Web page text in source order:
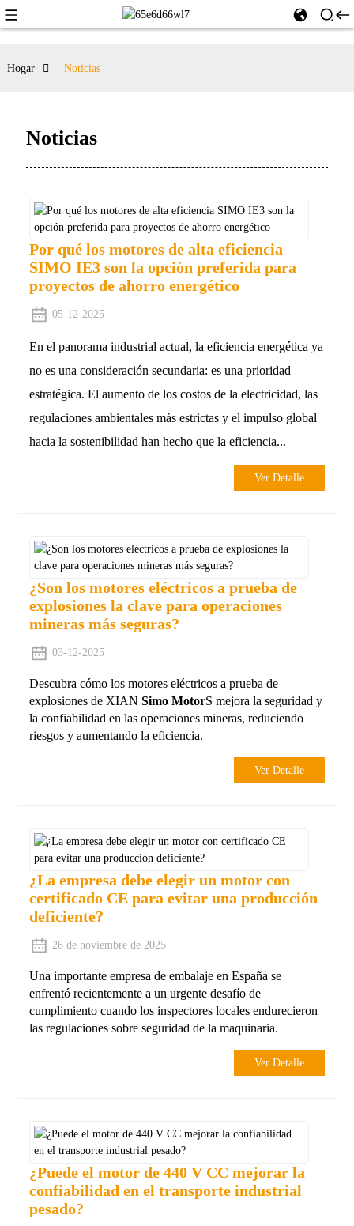
Hogar Noticias
Noticias
Por qué los motores de alta eficiencia
SIMO IE3 son la opción preferida para
proyectos de ahorro energético
05-12-2025
En el panorama industrial actual, la eficiencia energética ya
no es una consideración secundaria: es una prioridad
estratégica. El aumento de los costos de la electricidad, las
regulaciones ambientales más estrictas y el impulso global
hacia la sostenibilidad han hecho que la eficiencia...
Ver Detalle
¿Son los motores eléctricos a prueba de
explosiones la clave para operaciones
mineras más seguras?
03-12-2025
Descubra cómo los motores eléctricos a prueba de
explosiones de XIAN Simo MotorS mejora la seguridad y
la confiabilidad en las operaciones mineras, reduciendo
riesgos y aumentando la eficiencia.
Ver Detalle
¿La empresa debe elegir un motor con
certificado CE para evitar una producción
deficiente?
26 de noviembre de 2025
Una importante empresa de embalaje en España se
enfrentó recientemente a un urgente desafío de
cumplimiento cuando los inspectores locales endurecieron
las regulaciones sobre seguridad de la maquinaria.
Ver Detalle
¿Puede el motor de 440 V CC mejorar la
confiabilidad en el transporte industrial
pesado?